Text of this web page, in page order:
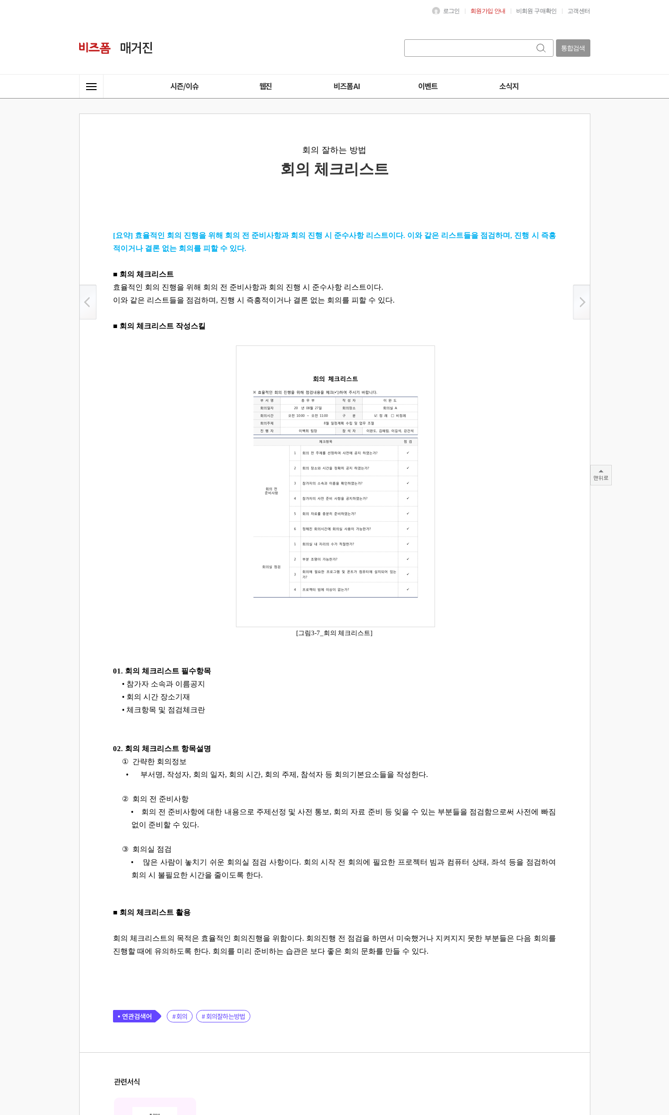
로그인 회원가입 안내 비회원 구매확인 고객센터
통합검색
시즌/이슈 웹진 비즈폼 AI 이벤트 소식지
회의 잘하는 방법
회의 체크리스트
[요약] 효율적인 회의 진행을 위해 회의 전 준비사항과 회의 진행 시 준수사항 리스트이다. 이와 같은 리스트들을 점검하며, 진행 시 즉흥
적이거나 결론 없는 회의를 피할 수 있다.
■ 회의 체크리스트
효율적인 회의 진행을 위해 회의 전 준비사항과 회의 진행 시 준수사항 리스트이다.
이와 같은 리스트들을 점검하며 , 진행 시 즉흥적이거나 결론 없는 회의를 피할 수 있다.
■ 회의 체크리스트 작성스킬
[그림3-7_ 회의 체크리스트]
01. 회의 체크리스트 필수항목
• 참가자 소속과 이름공지
• 회의 시간 장소기재
• 체크항목 및 점검체크란
02. 회의 체크리스트 항목설명
① 간략한 회의정보
•
부서명, 작성자, 회의 일자, 회의 시간, 회의 주제 , 참석자 등 회의기본요소들을 작성한다.
② 회의 전 준비사항
•
회의 전 준비사항에 대한 내용으로 주제선정 및 사전 통보, 회의 자료 준비 등 잊을 수 있는 부분들을 점검함으로써 사전에 빠짐
없이 준비할 수 있다.
③ 회의실 점검
•
많은 사람이 놓치기 쉬운 회의실 점검 사항이다. 회의 시작 전 회의에 필요한 프로젝터 빔과 컴퓨터 상태 , 좌석 등을 점검하여
회의 시 불필요한 시간을 줄이도록 한다.
■ 회의 체크리스트 활용
회의 체크리스트의 목적은 효율적인 회의진행을 위함이다. 회의진행 전 점검을 하면서 미숙했거나 지켜지지 못한 부분들은 다음 회의를
진행할 때에 유의하도록 한다. 회의를 미리 준비하는 습관은 보다 좋은 회의 문화를 만들 수 있다.
# 회의 # 회의잘하는방법
관련서식